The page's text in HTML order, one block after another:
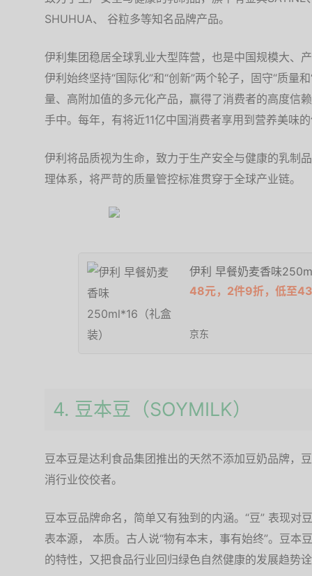
SHUHUA、 谷粒多等知名品牌产品。
伊利集团稳居全球乳业大型阵营，也是中国规模大、
伊利始终坚持“国际化”和“创新”两个轮子，固守“质量
量、高附加值的多元化产品，赢得了消费者的高度信
手中。每年，有将近11亿中国消费者享用到营养美味
伊利将品质视为生命，致力于生产安全与健康的乳制
理体系，将严苛的质量管控标准贯穿于全球产业链。
伊利 早餐奶麦香味
48元，2件9折，低至
京东
4. 豆本豆（SOYMILK）
豆本豆是达利食品集团推出的天然不添加豆奶品牌，
消行业佼佼者。
豆本豆品牌命名，简单又有独到的内涵。“豆” 表现对
表本源， 本质。古人说“物有本末，事有始终”。豆本
的特性，又把食品行业回归绿色自然健康的发展趋势